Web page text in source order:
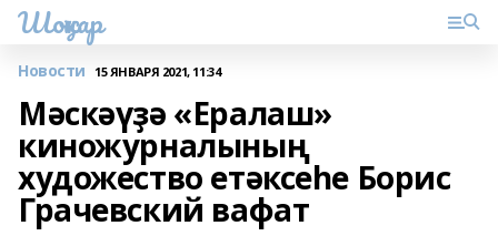
Шоңҡар
Новости 15 ЯНВАРЯ 2021, 11:34
Мәскәүҙә «Ералаш»
киножурналының
художество етәксеһе Борис
Грачевский вафат